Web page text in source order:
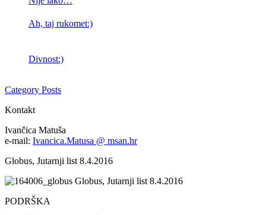
Ah, taj rukomet:)
Divnost:)
Category Posts
Kontakt
Ivančica Matuša
e-mail: Ivancica.Matusa @ msan.hr
Globus, Jutarnji list 8.4.2016
Globus, Jutarnji list 8.4.2016
PODRŠKA